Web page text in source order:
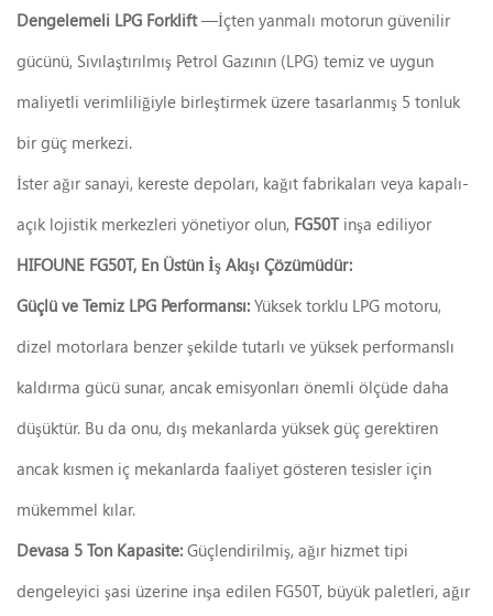
Dengelemeli LPG Forklift—İçten yanmalı motorun güvenilir
gücünü, Sıvılaştırılmış Petrol Gazının (LPG) temiz ve uygun
maliyetli verimliliğiyle birleştirmek üzere tasarlanmış 5 tonluk
bir güç merkezi.
İster ağır sanayi, kereste depoları, kağıt fabrikaları veya kapalı-
açık lojistik merkezleri yönetiyor olun, FG50T inşa ediliyor
HIFOUNE FG50T, En Üstün İş Akışı Çözümüdür:
Güçlü ve Temiz LPG Performansı: Yüksek torklu LPG motoru,
dizel motorlara benzer şekilde tutarlı ve yüksek performanslı
kaldırma gücü sunar, ancak emisyonları önemli ölçüde daha
düşüktür. Bu da onu, dış mekanlarda yüksek güç gerektiren
ancak kısmen iç mekanlarda faaliyet gösteren tesisler için
mükemmel kılar.
Devasa 5 Ton Kapasite: Güçlendirilmiş, ağır hizmet tipi
dengeleyici şasi üzerine inşa edilen FG50T, büyük paletleri, ağır